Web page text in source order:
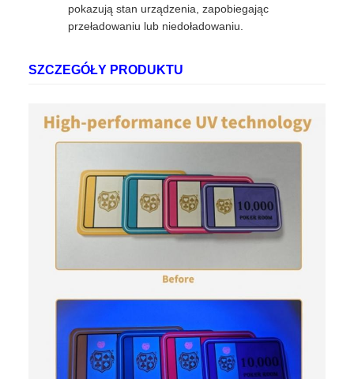
pokazują stan urządzenia, zapobiegając
przeładowaniu lub niedoładowaniu.
SZCZEGÓŁY PRODUKTU